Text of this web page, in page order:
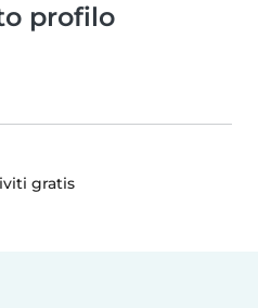
profilo
gratis